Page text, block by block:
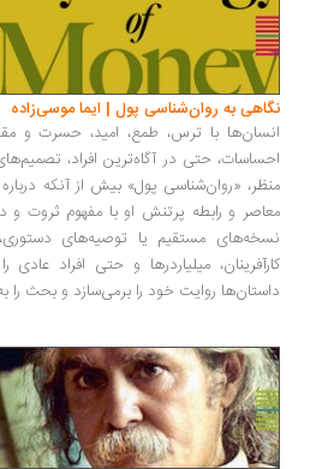
نگاهی به روان‌شناسی پول | ایما موسی‌زاده
انسان‌ها با ترس، طمع، امید، حسرت و
احساسات، حتی در آگاه‌ترین افراد،
منظر، «روان‌شناسی پول» بیش از آنکه درباره
معاصر و رابطه پرتنش او با مفهوم ثروت و
نسخه‌های مستقیم یا توصیه‌های دستوری،
کارآفرینان، میلیاردرها و حتی افراد
داستان‌ها روایت خود را برمی‌سازد و بحث را